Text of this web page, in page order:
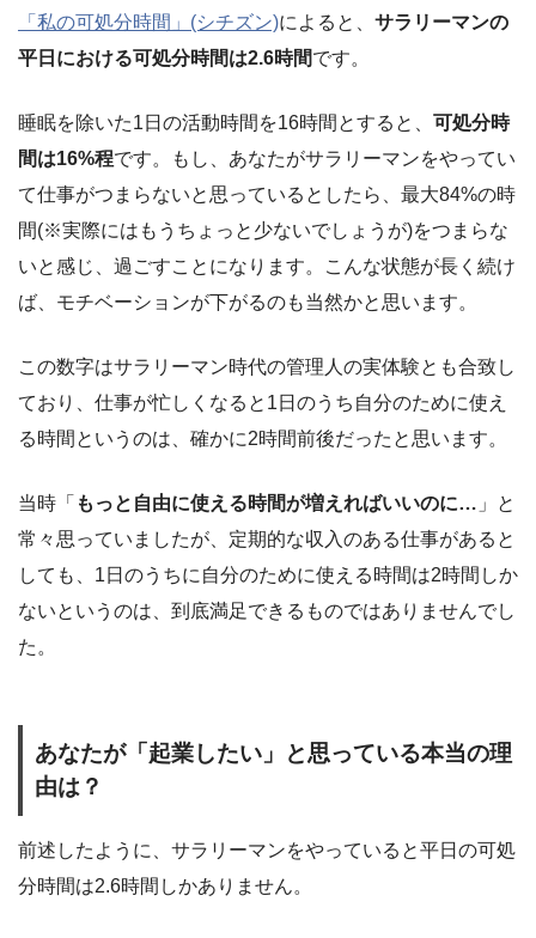
「私の可処分時間」(シチズン)によると、 サラリーマンの
平日における可処分時間は2.6時間です。
睡眠を除いた1日の活動時間を16時間とすると、 可処分時
間は16%程です。もし、あなたがサラリーマンをやってい
て仕事がつまらないと思っているとしたら、最大84%の時
間(※実際にはもうちょっと少ないでしょうが)をつまらな
いと感じ、過ごすことになります。こんな状態が長く続け
ば、モチベーションが下がるのも当然かと思います。
この数字はサラリーマン時代の管理人の実体験とも合致し
ており、仕事が忙しくなると1日のうち自分のために使え
る時間というのは、確かに2時間前後だったと思います。
当時「 もっと自由に使える時間が増えればいいのに… 」と
常々思っていましたが、定期的な収入のある仕事があると
しても、1日のうちに自分のために使える時間は2時間しか
ないというのは、到底満足できるものではありませんでし
た。
あなたが「起業したい」と思っている本当の理
由は？
前述したように、サラリーマンをやっていると平日の可処
分時間は2.6時間しかありません。